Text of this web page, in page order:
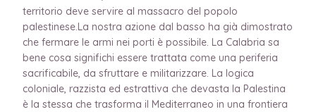
territorio deve servire al massacro del popolo
palestinese.La nostra azione dal basso ha già dimostrato
che fermare le armi nei porti è possibile. La Calabria sa
bene cosa significhi essere trattata come una periferia
sacrificabile, da sfruttare e militarizzare. La logica
coloniale, razzista ed estrattiva che devasta la Palestina
è la stessa che trasforma il Mediterraneo in una frontiera